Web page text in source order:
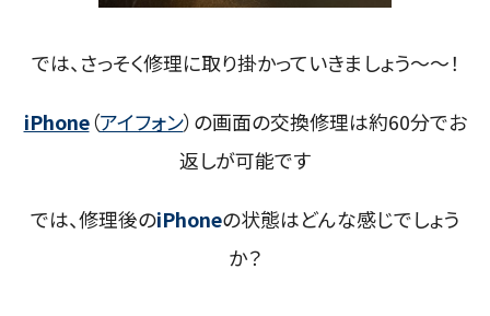
では、さっそく修理に取り掛かっていきましょう～～！
iPhone（アイフォン）の画面の交換修理は約60分でお
返しが可能です
では、修理後のiPhoneの状態はどんな感じでしょう
か？